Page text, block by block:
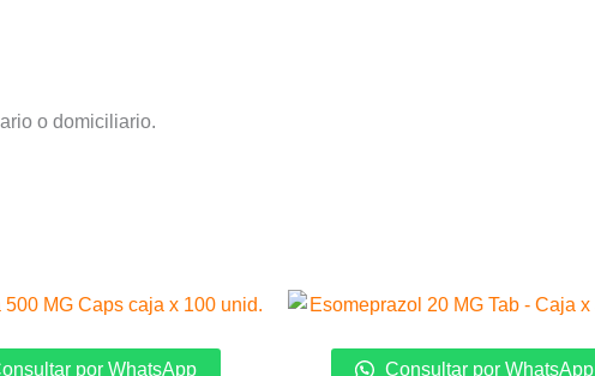
o domiciliario.
por WhatsApp Consultar por WhatsApp